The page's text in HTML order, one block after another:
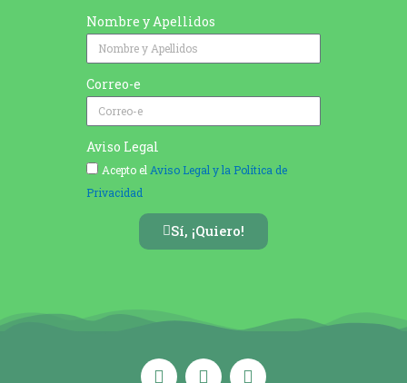
Nombre y Apellidos
Correo-e
Aviso Legal
Acepto el Aviso Legal y la Política de
Privacidad
Sí, ¡Quiero!